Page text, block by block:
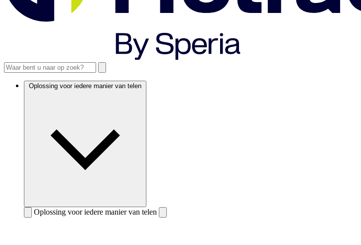
Oplossing voor iedere manier van telen
Oplossing voor iedere manier van telen